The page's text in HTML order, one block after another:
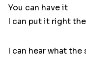
You can have it
I can put it right
I can hear what